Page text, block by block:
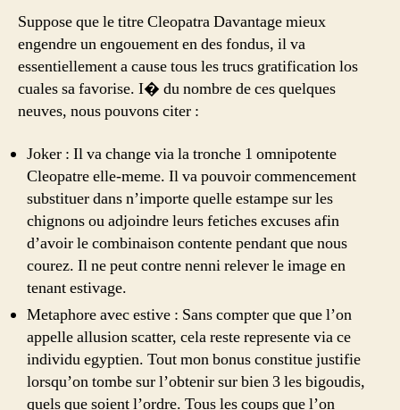
Suppose que le titre Cleopatra Davantage mieux
engendre un engouement en des fondus, il va
essentiellement a cause tous les trucs gratification los
cuales sa favorise. I� du nombre de ces quelques
neuves, nous pouvons citer :
Joker : Il va change via la tronche 1 omnipotente
Cleopatre elle-meme. Il va pouvoir commencement
substituer dans n’importe quelle estampe sur les
chignons ou adjoindre leurs fetiches excuses afin
d’avoir le combinaison contente pendant que nous
courez. Il ne peut contre nenni relever le image en
tenant estivage.
Metaphore avec estive : Sans compter que que l’on
appelle allusion scatter, cela reste represente via ce
individu egyptien. Tout mon bonus constitue justifie
lorsqu’on tombe sur l’obtenir sur bien 3 les bigoudis,
quels que soient l’ordre. Tous les coups que l’on